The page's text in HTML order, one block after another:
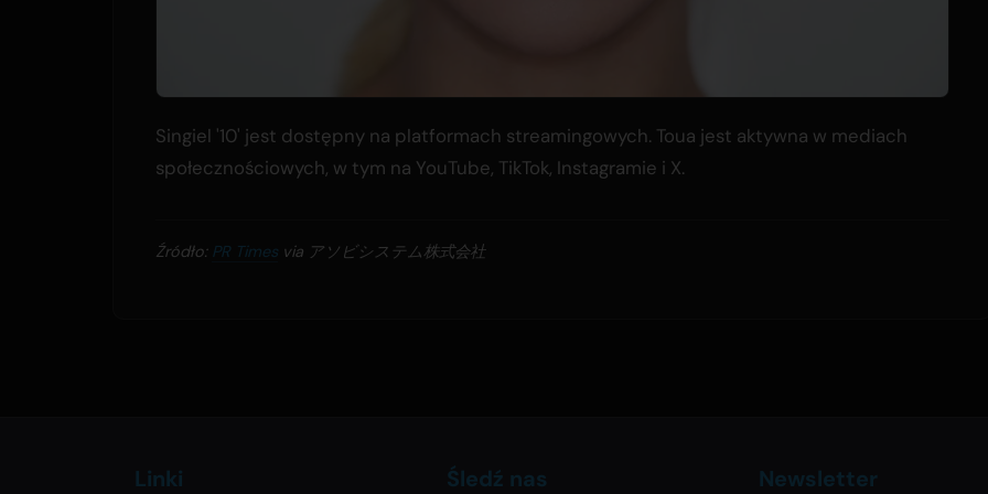
Singiel '10' jest dostępny na platformach streamingowych. Toua jest aktywna w mediach
społecznościowych, w tym na YouTube, TikTok, Instagramie i X.
Źródło: PR Times via アソビシステム株式会社
Linki Śledź nas Newsletter